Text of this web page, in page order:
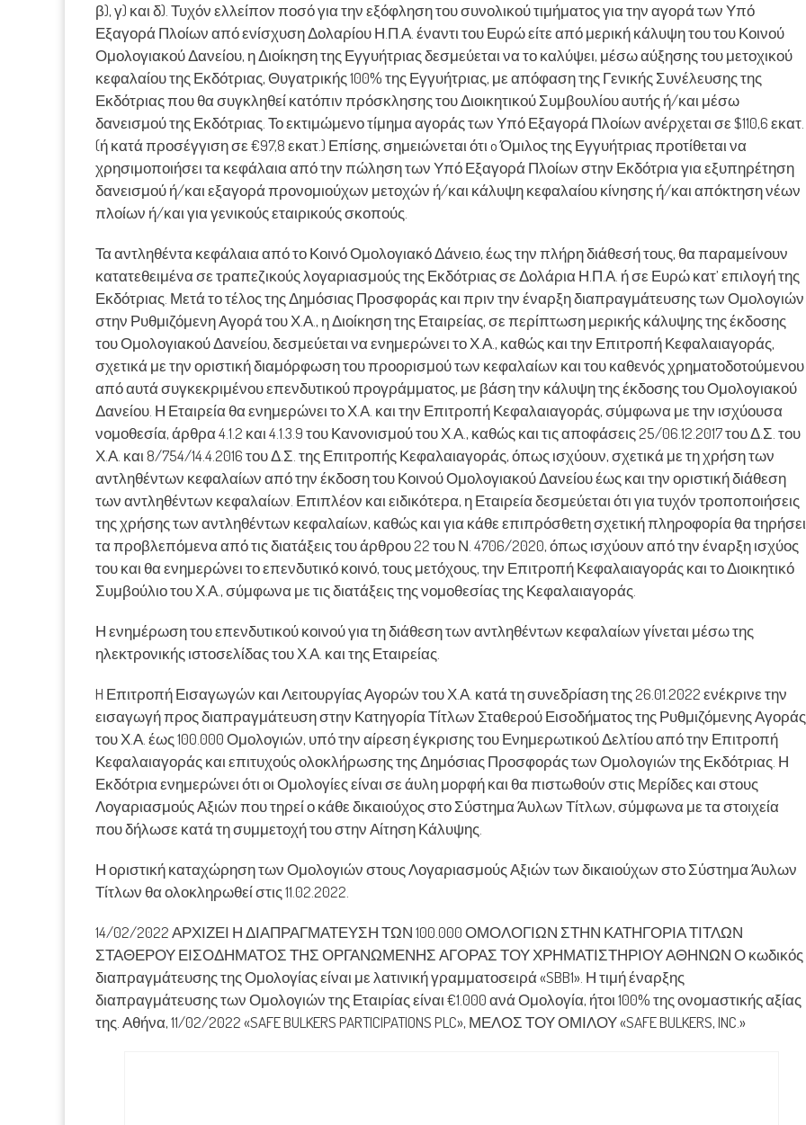
β), γ) και δ). Τυχόν ελλείπον ποσό για την εξόφληση του συνολικού τιμήματος για την αγορά των Υπό
Εξαγορά Πλοίων από ενίσχυση Δολαρίου Η.Π.Α. έναντι του Ευρώ είτε από μερική κάλυψη του του Κοινού
Ομολογιακού Δανείου, η Διοίκηση της Εγγυήτριας δεσμεύεται να το καλύψει, μέσω αύξησης του μετοχικού
κεφαλαίου της Εκδότριας, Θυγατρικής 100% της Εγγυήτριας, με απόφαση της Γενικής Συνέλευσης της
Εκδότριας που θα συγκληθεί κατόπιν πρόσκλησης του Διοικητικού Συμβουλίου αυτής ή/και μέσω
δανεισμού της Εκδότριας. Το εκτιμώμενο τίμημα αγοράς των Υπό Εξαγορά Πλοίων ανέρχεται σε $110,6 εκατ.
(ή κατά προσέγγιση σε €97,8 εκατ.) Επίσης, σημειώνεται ότι o Όμιλος της Εγγυήτριας προτίθεται να
χρησιμοποιήσει τα κεφάλαια από την πώληση των Υπό Εξαγορά Πλοίων στην Εκδότρια για εξυπηρέτηση
δανεισμού ή/και εξαγορά προνομιούχων μετοχών ή/και κάλυψη κεφαλαίου κίνησης ή/και απόκτηση νέων
πλοίων ή/και για γενικούς εταιρικούς σκοπούς.
Τα αντληθέντα κεφάλαια από το Κοινό Ομολογιακό Δάνειο, έως την πλήρη διάθεσή τους, θα παραμείνουν
κατατεθειμένα σε τραπεζικούς λογαριασμούς της Εκδότριας σε Δολάρια Η.Π.Α. ή σε Ευρώ κατ’ επιλογή της
Εκδότριας. Μετά το τέλος της Δημόσιας Προσφοράς και πριν την έναρξη διαπραγμάτευσης των Ομολογιών
στην Ρυθμιζόμενη Αγορά του Χ.Α., η Διοίκηση της Εταιρείας, σε περίπτωση μερικής κάλυψης της έκδοσης
του Ομολογιακού Δανείου, δεσμεύεται να ενημερώνει το Χ.Α., καθώς και την Επιτροπή Κεφαλαιαγοράς,
σχετικά με την οριστική διαμόρφωση του προορισμού των κεφαλαίων και του καθενός χρηματοδοτούμενου
από αυτά συγκεκριμένου επενδυτικού προγράμματος, με βάση την κάλυψη της έκδοσης του Ομολογιακού
Δανείου. Η Εταιρεία θα ενημερώνει το Χ.Α. και την Επιτροπή Κεφαλαιαγοράς, σύμφωνα με την ισχύουσα
νομοθεσία, άρθρα 4.1.2 και 4.1.3.9 του Κανονισμού του Χ.Α., καθώς και τις αποφάσεις 25/06.12.2017 του Δ.Σ. του
Χ.Α. και 8/754/14.4.2016 του Δ.Σ. της Επιτροπής Κεφαλαιαγοράς, όπως ισχύουν, σχετικά με τη χρήση των
αντληθέντων κεφαλαίων από την έκδοση του Κοινού Ομολογιακού Δανείου έως και την οριστική διάθεση
των αντληθέντων κεφαλαίων. Επιπλέον και ειδικότερα, η Εταιρεία δεσμεύεται ότι για τυχόν τροποποιήσεις
της χρήσης των αντληθέντων κεφαλαίων, καθώς και για κάθε επιπρόσθετη σχετική πληροφορία θα τηρήσει
τα προβλεπόμενα από τις διατάξεις του άρθρου 22 του Ν. 4706/2020, όπως ισχύουν από την έναρξη ισχύος
του και θα ενημερώνει το επενδυτικό κοινό, τους μετόχους, την Επιτροπή Κεφαλαιαγοράς και το Διοικητικό
Συμβούλιο του Χ.Α., σύμφωνα με τις διατάξεις της νομοθεσίας της Κεφαλαιαγοράς.
Η ενημέρωση του επενδυτικού κοινού για τη διάθεση των αντληθέντων κεφαλαίων γίνεται μέσω της
ηλεκτρονικής ιστοσελίδας του Χ.Α. και της Εταιρείας.
H Επιτροπή Εισαγωγών και Λειτουργίας Αγορών του Χ.Α. κατά τη συνεδρίαση της 26.01.2022 ενέκρινε την
εισαγωγή προς διαπραγμάτευση στην Κατηγορία Τίτλων Σταθερού Εισοδήματος της Ρυθμιζόμενης Αγοράς
του Χ.Α. έως 100.000 Ομολογιών, υπό την αίρεση έγκρισης του Ενημερωτικού Δελτίου από την Επιτροπή
Κεφαλαιαγοράς και επιτυχούς ολοκλήρωσης της Δημόσιας Προσφοράς των Ομολογιών της Εκδότριας. Η
Εκδότρια ενημερώνει ότι οι Ομολογίες είναι σε άυλη μορφή και θα πιστωθούν στις Μερίδες και στους
Λογαριασμούς Αξιών που τηρεί ο κάθε δικαιούχος στο Σύστημα Άυλων Τίτλων, σύμφωνα με τα στοιχεία
που δήλωσε κατά τη συμμετοχή του στην Αίτηση Κάλυψης.
Η οριστική καταχώρηση των Ομολογιών στους Λογαριασμούς Αξιών των δικαιούχων στο Σύστημα Άυλων
Τίτλων θα ολοκληρωθεί στις 11.02.2022.
14/02/2022 ΑΡΧΙΖΕΙ Η ΔΙΑΠΡΑΓΜΑΤΕΥΣΗ ΤΩΝ 100.000 ΟΜΟΛΟΓΙΩΝ ΣΤΗΝ ΚΑΤΗΓΟΡΙΑ ΤΙΤΛΩΝ
ΣΤΑΘΕΡΟΥ ΕΙΣΟΔΗΜΑΤΟΣ ΤΗΣ ΟΡΓΑΝΩΜΕΝΗΣ ΑΓΟΡΑΣ ΤΟΥ ΧΡΗΜΑΤΙΣΤΗΡΙΟΥ ΑΘΗΝΩΝ Ο κωδικός
διαπραγμάτευσης της Ομολογίας είναι με λατινική γραμματοσειρά «SBB1». Η τιμή έναρξης
διαπραγμάτευσης των Ομολογιών της Εταιρίας είναι €1.000 ανά Ομολογία, ήτοι 100% της ονομαστικής αξίας
της. Αθήνα, 11/02/2022 «SAFE BULKERS PARTICIPATIONS PLC», ΜΕΛΟΣ ΤΟΥ ΟΜΙΛΟΥ «SAFE BULKERS, INC.»